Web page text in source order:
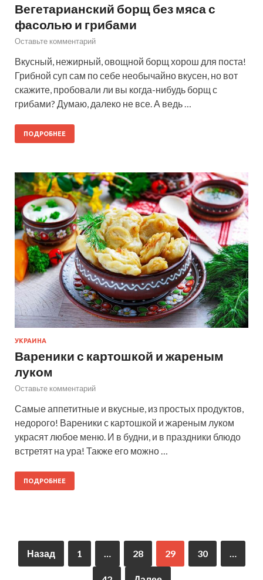
Вегетарианский борщ без мяса с
фасолью и грибами
Оставьте комментарий
Вкусный, нежирный, овощной борщ хорош для поста!
Грибной суп сам по себе необычайно вкусен, но вот
скажите, пробовали ли вы когда-нибудь борщ с
грибами? Думаю, далеко не все. А ведь …
ПОДРОБНЕЕ
УКРАИНА
Вареники с картошкой и жареным
луком
Оставьте комментарий
Самые аппетитные и вкусные, из простых продуктов,
недорого! Вареники с картошкой и жареным луком
украсят любое меню. И в будни, и в праздники блюдо
встретят на ура! Также его можно …
ПОДРОБНЕЕ
Назад 1 … 28 29 30 …